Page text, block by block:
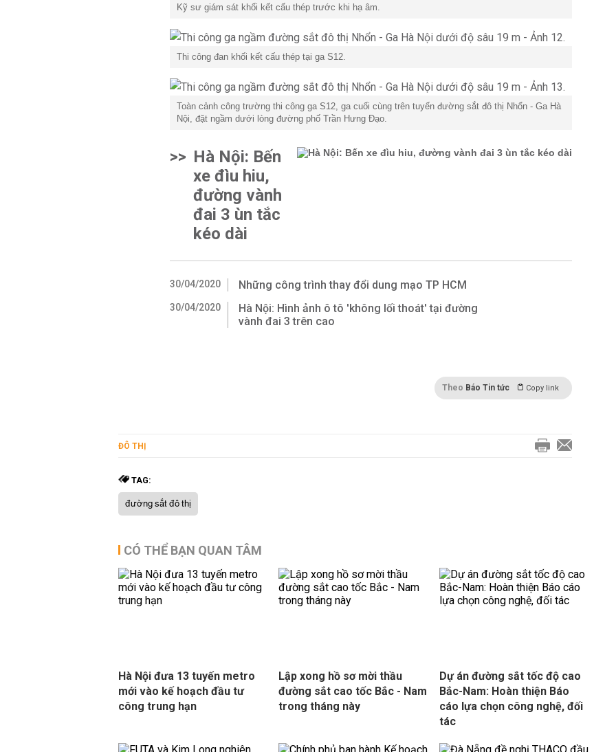
Kỹ sư giám sát khối kết cấu thép trước khi hạ âm.
Thi công đan khối kết cấu thép tại ga S12.
Toàn cảnh công trường thi công ga S12, ga cuối cùng trên tuyến đường sắt đô thị Nhổn - Ga Hà
Nội, đặt ngầm dưới lòng đường phố Trần Hưng Đạo.
>> Hà Nội: Bến
xe đìu hiu,
đường vành
đai 3 ùn tắc
kéo dài
30/04/2020 Những công trình thay đổi dung mạo TP HCM
30/04/2020
Hà Nội: Hình ảnh ô tô 'không lối thoát' tại đường
vành đai 3 trên cao
Theo Báo Tin tức Copy link
ĐÔ THỊ
TAG:
đường sắt đô thị
CÓ THỂ BẠN QUAN TÂM
Hà Nội đưa 13 tuyến metro
mới vào kế hoạch đầu tư
công trung hạn
Lập xong hồ sơ mời thầu
đường sắt cao tốc Bắc - Nam
trong tháng này
Dự án đường sắt tốc độ cao
Bắc-Nam: Hoàn thiện Báo
cáo lựa chọn công nghệ, đối
tác